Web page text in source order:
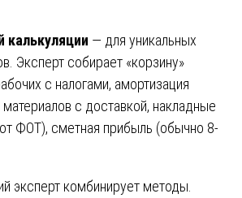
калькуляции — для уникальных
Эксперт собирает «корзину»
с налогами, амортизация
с доставкой, накладные
ФОТ), сметная прибыль (обычно 8-
эксперт комбинирует методы.